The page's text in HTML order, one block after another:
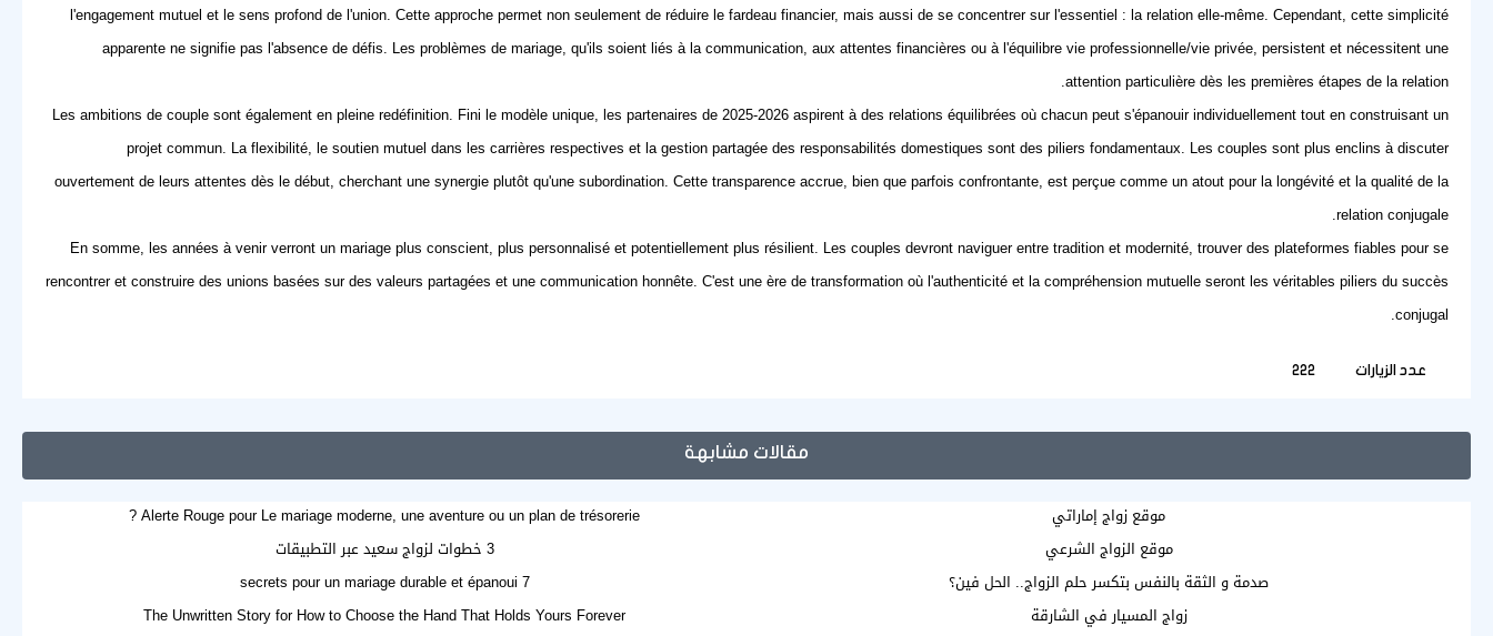
l'engagement mutuel et le sens profond de l'union. Cette approche permet non seulement de réduire le fardeau financier, mais aussi de se concentrer sur l'essentiel : la relation elle-même. Cependant, cette simplicité
apparente ne signifie pas l'absence de défis. Les problèmes de mariage, qu'ils soient liés à la communication, aux attentes financières ou à l'équilibre vie professionnelle/vie privée, persistent et nécessitent une
attention particulière dès les premières étapes de la relation.
Les ambitions de couple sont également en pleine redéfinition. Fini le modèle unique, les partenaires de 2025-2026 aspirent à des relations équilibrées où chacun peut s'épanouir individuellement tout en construisant un
projet commun. La flexibilité, le soutien mutuel dans les carrières respectives et la gestion partagée des responsabilités domestiques sont des piliers fondamentaux. Les couples sont plus enclins à discuter
ouvertement de leurs attentes dès le début, cherchant une synergie plutôt qu'une subordination. Cette transparence accrue, bien que parfois confrontante, est perçue comme un atout pour la longévité et la qualité de la
relation conjugale.
En somme, les années à venir verront un mariage plus conscient, plus personnalisé et potentiellement plus résilient. Les couples devront naviguer entre tradition et modernité, trouver des plateformes fiables pour se
rencontrer et construire des unions basées sur des valeurs partagées et une communication honnête. C'est une ère de transformation où l'authenticité et la compréhension mutuelle seront les véritables piliers du succès
conjugal.
عدد الزيارات 222
مقالات مشابهة
موقع زواج إماراتي
Alerte Rouge pour Le mariage moderne, une aventure ou un plan de trésorerie ?
موقع الزواج الشرعي
3 خطوات لزواج سعيد عبر التطبيقات
صدمة و الثقة بالنفس بتكسر حلم الزواج.. الحل فين؟
7 secrets pour un mariage durable et épanoui
زواج المسيار في الشارقة
The Unwritten Story for How to Choose the Hand That Holds Yours Forever